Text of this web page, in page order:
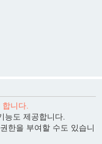
니다.
능도 제공합니다.
한을 부여할 수도 있습니